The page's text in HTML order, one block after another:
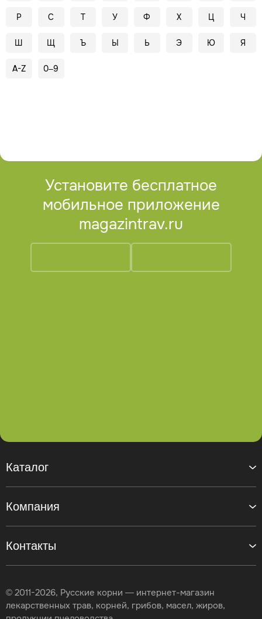
Р С Т У Ф Х Ц Ч
Ш Щ Ъ Ы Ь Э Ю Я
A-Z 0–9
Установите бесплатное
мобильное приложение
magazintrav.ru
Контакты
Каталог
Компания
© 2011-2026, Русские корни — интернет-магазин
лекарственных трав, корней, грибов, масел, жиров,